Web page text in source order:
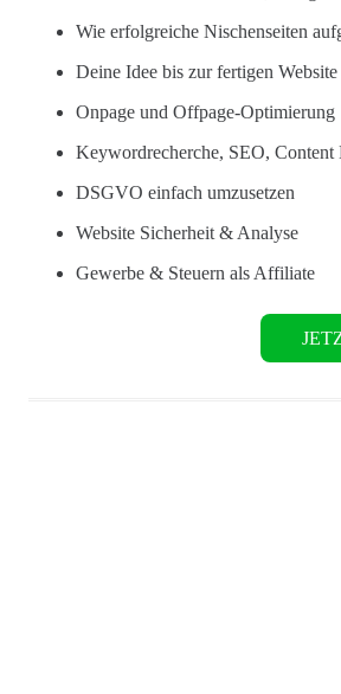
Wie erfolgreiche Nischenseiten
Deine Idee bis zur fertigen Website
Onpage und Offpage-Optimierung
Keywordrecherche, SEO, Content
DSGVO einfach umzusetzen
Website Sicherheit & Analyse
Gewerbe & Steuern als Affiliate